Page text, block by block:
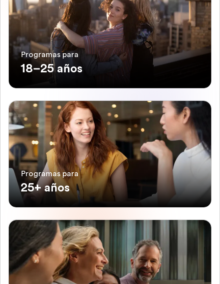
Programas para
18–25 años
Programas para
25+ años